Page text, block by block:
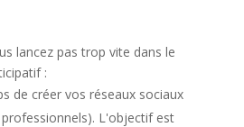
lancez pas trop vite dans le
:
de créer vos réseaux sociaux
L'objectif est